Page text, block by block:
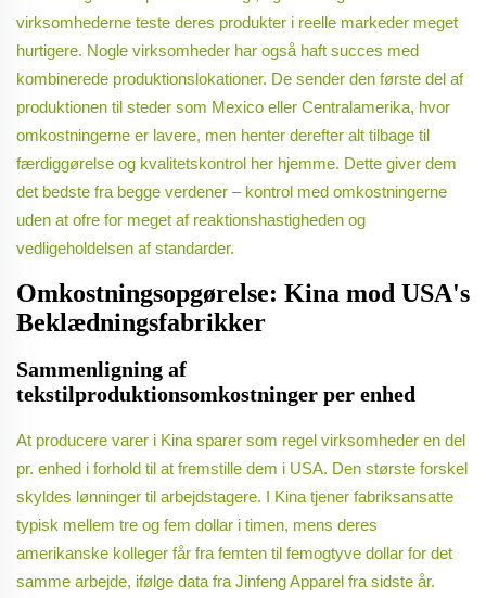
virksomhederne teste deres produkter i reelle markeder meget
hurtigere. Nogle virksomheder har også haft succes med
kombinerede produktionslokationer. De sender den første del af
produktionen til steder som Mexico eller Centralamerika, hvor
omkostningerne er lavere, men henter derefter alt tilbage til
færdiggørelse og kvalitetskontrol her hjemme. Dette giver dem
det bedste fra begge verdener – kontrol med omkostningerne
uden at ofre for meget af reaktionshastigheden og
vedligeholdelsen af standarder.
Omkostningsopgørelse: Kina mod USA's
Beklædningsfabrikker
Sammenligning af
tekstilproduktionsomkostninger per enhed
At producere varer i Kina sparer som regel virksomheder en del
pr. enhed i forhold til at fremstille dem i USA. Den største forskel
skyldes lønninger til arbejdstagere. I Kina tjener fabriksansatte
typisk mellem tre og fem dollar i timen, mens deres
amerikanske kolleger får fra femten til femogtyve dollar for det
samme arbejde, ifølge data fra Jinfeng Apparel fra sidste år.